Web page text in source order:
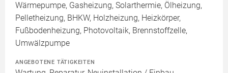
Wärmepumpe, Gasheizung, Solarthermie, Ölheizung,
Pelletheizung, BHKW, Holzheizung, Heizkörper,
Fußbodenheizung, Photovoltaik, Brennstoffzelle,
Umwälzpumpe
ANGEBOTENE TÄTIGKEITEN